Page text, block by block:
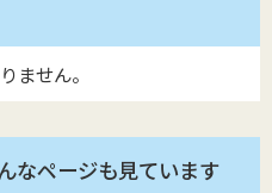
ません。
なページも見ています